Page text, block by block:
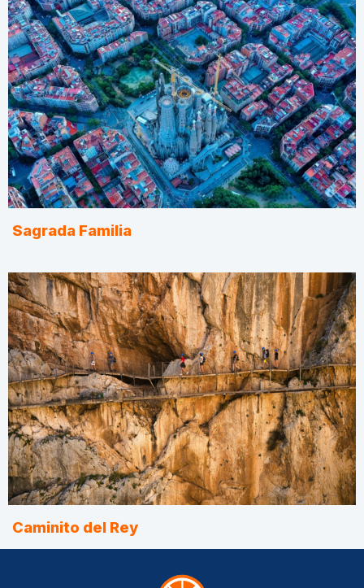
Sagrada Familia
Caminito del Rey